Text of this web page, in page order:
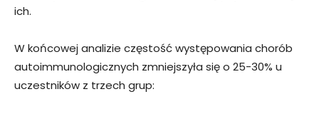
ich.
W końcowej analizie częstość występowania chorób
autoimmunologicznych zmniejszyła się o 25-30% u
uczestników z trzech grup: